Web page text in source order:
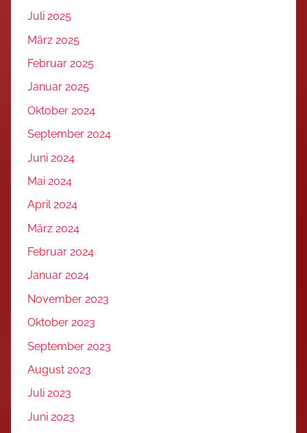
Juli 2025
März 2025
Februar 2025
Januar 2025
Oktober 2024
September 2024
Juni 2024
Mai 2024
April 2024
März 2024
Februar 2024
Januar 2024
November 2023
Oktober 2023
September 2023
August 2023
Juli 2023
Juni 2023